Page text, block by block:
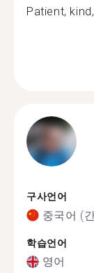
Patient,
구사언어
중국어 (
학습언어
영어